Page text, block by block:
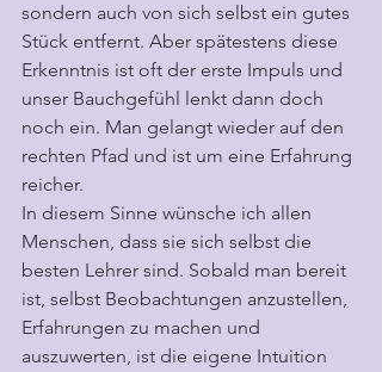
sondern auch von sich selbst ein gutes
Stück entfernt. Aber spätestens diese
Erkenntnis ist oft der erste Impuls und
unser Bauchgefühl lenkt dann doch
noch ein. Man gelangt wieder auf den
rechten Pfad und ist um eine Erfahrung
reicher.
In diesem Sinne wünsche ich allen
Menschen, dass sie sich selbst die
besten Lehrer sind. Sobald man bereit
ist, selbst Beobachtungen anzustellen,
Erfahrungen zu machen und
auszuwerten, ist die eigene Intuition